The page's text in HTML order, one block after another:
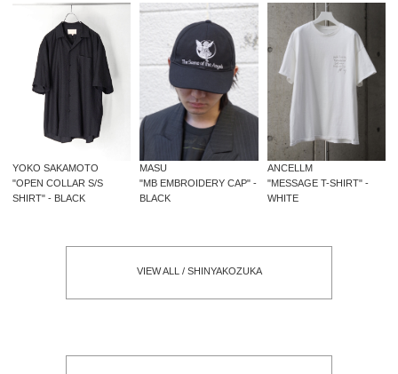
YOKO SAKAMOTO
"OPEN COLLAR S/S
SHIRT" - BLACK
MASU
"MB EMBROIDERY CAP" -
BLACK
ANCELLM
"MESSAGE T-SHIRT" -
WHITE
VIEW ALL / SHINYAKOZUKA